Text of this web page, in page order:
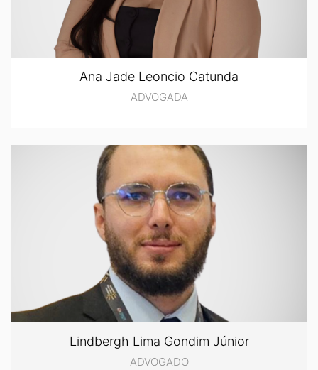
Ana Jade Leoncio Catunda
ADVOGADA
Lindbergh Lima Gondim Júnior
ADVOGADO